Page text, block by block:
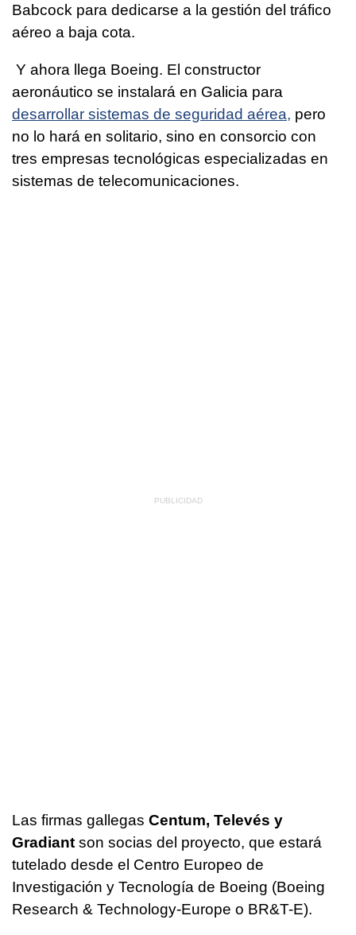
Babcock para dedicarse a la gestión del tráfico
aéreo a baja cota.
Y ahora llega Boeing. El constructor
aeronáutico se instalará en Galicia para
desarrollar sistemas de seguridad aérea, pero
no lo hará en solitario, sino en consorcio con
tres empresas tecnológicas especializadas en
sistemas de telecomunicaciones.
Las firmas gallegas Centum, Televés y
Gradiant son socias del proyecto, que estará
tutelado desde el Centro Europeo de
Investigación y Tecnología de Boeing (Boeing
Research & Technology-Europe o BR&T-E).